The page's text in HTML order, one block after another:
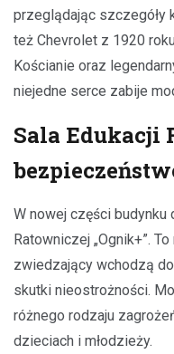
przeglądając szczegóły
też Chevrolet z 1920
Kościanie oraz
niejedne serce zabije
Sala Edukacji
W nowej części budynku
Ratowniczej „Ognik+”.
zwiedzający wchodzą
skutki nieostrożności.
różnego rodzaju
dzieciach i młodzieży.